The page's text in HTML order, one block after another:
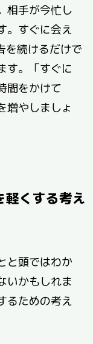
相手が今忙し
。すぐに会え
を続けるだけで
す。「すぐに
間をかけて
増やしましょ
くする考え
と頭ではわか
いかもしれま
るための考え